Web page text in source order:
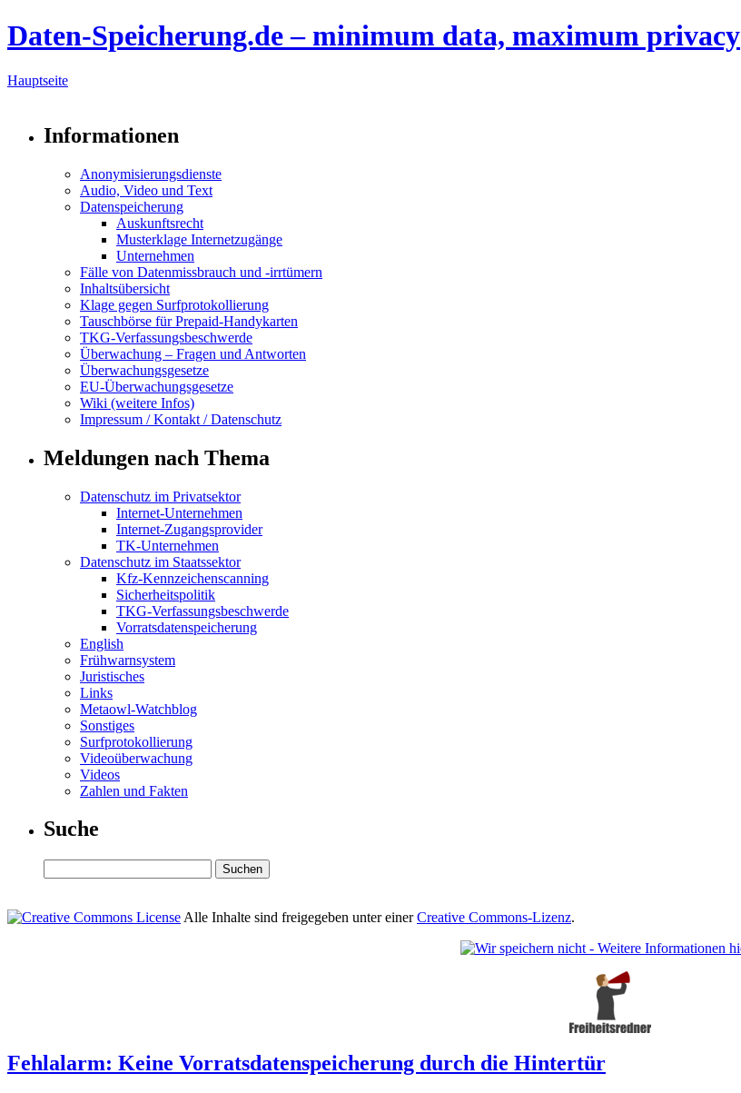
Daten-Speicherung.de – minimum data, maximum privacy
Hauptseite
Informationen
Anonymisierungsdienste
Audio, Video und Text
Datenspeicherung
Auskunftsrecht
Musterklage Internetzugänge
Unternehmen
Fälle von Datenmissbrauch und -irrtümern
Inhaltsübersicht
Klage gegen Surfprotokollierung
Tauschbörse für Prepaid-Handykarten
TKG-Verfassungsbeschwerde
Überwachung – Fragen und Antworten
Überwachungsgesetze
EU-Überwachungsgesetze
Wiki (weitere Infos)
Impressum / Kontakt / Datenschutz
Meldungen nach Thema
Datenschutz im Privatsektor
Internet-Unternehmen
Internet-Zugangsprovider
TK-Unternehmen
Datenschutz im Staatssektor
Kfz-Kennzeichenscanning
Sicherheitspolitik
TKG-Verfassungsbeschwerde
Vorratsdatenspeicherung
English
Frühwarnsystem
Juristisches
Links
Metaowl-Watchblog
Sonstiges
Surfprotokollierung
Videoüberwachung
Videos
Zahlen und Fakten
Suche
Alle Inhalte sind freigegeben unter einerCreative Commons-Lizenz.
Fehlalarm: Keine Vorratsdatenspeicherung durch die Hintertür